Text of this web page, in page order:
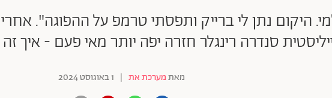
היקום נתן לי ברייק ותפסתי טרמפ על ההפוגה".
סנדרה רינגלר חזרה יפה יותר מאי פעם - איך
מאתמערכת את | 1 באוגוסט 2024